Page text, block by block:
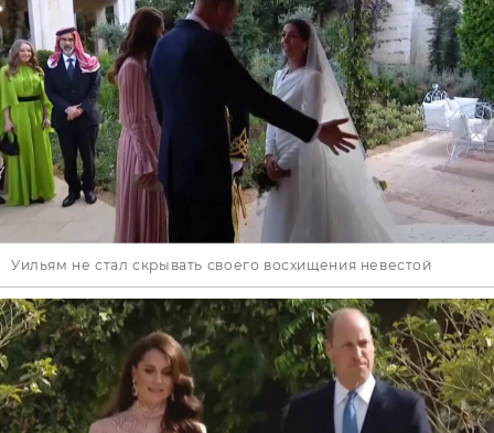
Уильям не стал скрывать своего восхищения невестой